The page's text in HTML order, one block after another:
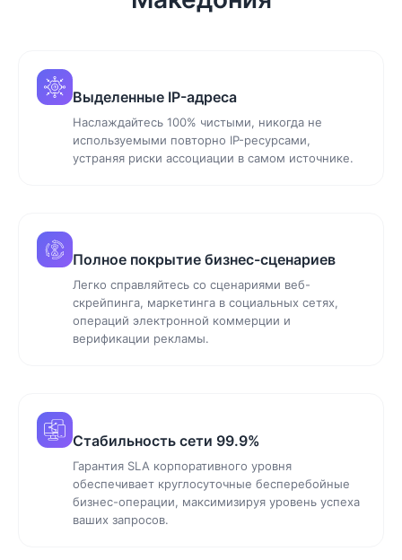
Выделенные IP-адреса
Наслаждайтесь 100% чистыми, никогда не
используемыми повторно IP-ресурсами,
устраняя риски ассоциации в самом источнике.
Полное покрытие бизнес-сценариев
Легко справляйтесь со сценариями веб-
скрейпинга, маркетинга в социальных сетях,
операций электронной коммерции и
верификации рекламы.
Стабильность сети 99.9%
Гарантия SLA корпоративного уровня
обеспечивает круглосуточные бесперебойные
бизнес-операции, максимизируя уровень успеха
ваших запросов.